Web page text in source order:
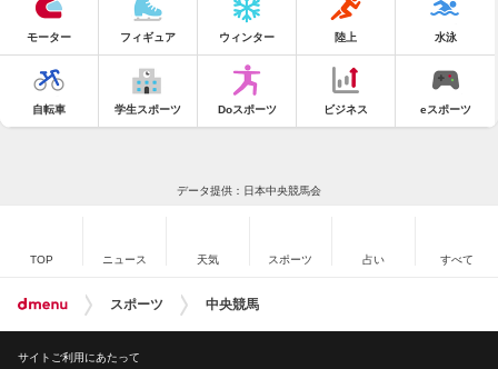
モーター フィギュア ウィンター 陸上 水泳
自転車 学生スポーツ Doスポーツ ビジネス eスポーツ
データ提供：日本中央競馬会
TOP ニュース 天気 スポーツ 占い すべて
スポーツ 中央競馬
サイトご利用にあたって